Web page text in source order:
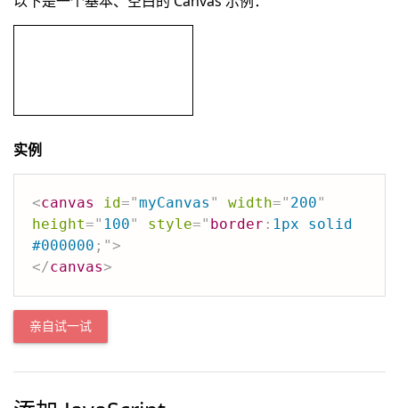
实例
<canvas id="myCanvas " width=" 200"
height=" 100" style=" border : 1px solid
#000000 ; ">
</canvas>
亲自试一试